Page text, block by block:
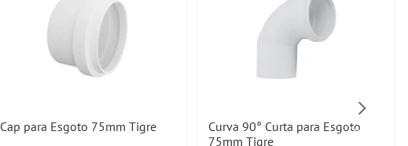
Cap para Esgoto 75mm Tigre
Curva 90° Curta para Esgoto
75mm Tigre